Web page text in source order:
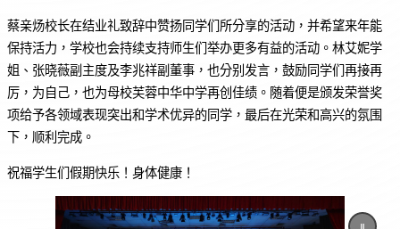
蔡亲炀校长在结业礼致辞中赞扬同学们所分享的活动，并希望来年能
保持活力，学校也会持续支持师生们举办更多有益的活动。林艾妮学
姐、张晓薇副主度及李兆祥副董事，也分别发言，鼓励同学们再接再
厉，为自己，也为母校芙蓉中华中学再创佳绩。随着便是颁发荣誉奖
项给予各领域表现突出和学术优异的同学，最后在光荣和高兴的氛围
下，顺利完成。
祝福学生们假期快乐！身体健康！